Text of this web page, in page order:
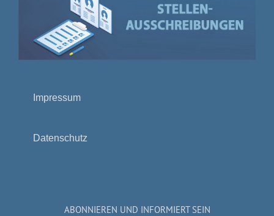
Impressum
Datenschutz
ABONNIEREN UND INFORMIERT SEIN